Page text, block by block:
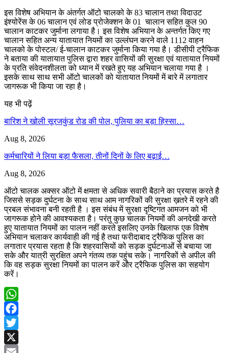
इस विशेष अभियान के अंतर्गत ऑटो चालको के 83 चालान तथा विदाउट
इंश्योरेंस के 06 चालान एवं लोड प्रोजेक्शन के 01 चालान सहित कुल 90
चालान काटकर जुर्माना लगाया है। इस विशेष अभियान के अन्तर्गत किए गए
चालान सहित अन्य यातायात नियमों का उल्लंघन करने वाले 1112 वाहन
चालको के पोस्टल/ ई-चालान काटकर जुर्माना किया गया है। डीसीपी ट्रैफिक
ने बताया की यातायात पुलिस द्वारा शहर वासियों की सुरक्षा एवं यातायात नियमों
के प्रति संवेदनशीलता को ध्यान में रखते हुए यह अभियान चलाया गया है ।
इसके साथ साथ सभी ऑटो चालकों को यातायात नियमों में बारे में लगातार
जागरूक भी किया जा रहा है।
यह भी पढ़ें
बारिश ने खोली सूरजकुंड रोड की पोल, पुलिया का बड़ा हिस्सा…
Aug 8, 2026
कर्मचारियों ने लिया बड़ा फैसला, तीनों दिनों के लिए बढ़ाई…
Aug 8, 2026
ऑटो चालक अक्सर ऑटो में क्षमता से अधिक सवारी बैठाने का प्रयास करते है
जिससे सड़क दुर्घटना के साथ साथ आम नागरिकों की सुरक्षा ख़तरे में रहने की
प्रबल संभावना बनी रहती है । इस संबंध में सुरक्षा दृष्टिगत आमजन को भी
जागरूक होने की आवश्यकता है। परंतु कुछ चालक नियमों की अनदेखी करते
हुए यातायात नियमों का पालन नहीं करते इसलिए उनके खिलाफ एक विशेष
अभियान चलाकर कार्यवाही की गई है तथा फरीदाबाद ट्रैफिक पुलिस का
लगातार प्रयास रहता है कि शहरवासियों को सड़क दुर्घटनाओं से बचाया जा
सके और यात्री सुरक्षित अपने गंतव्य तक पहुंच सके। नागरिकों से अपील की
कि वह सड़क सुरक्षा नियमों का पालन करें और ट्रैफिक पुलिस का सहयोग
करें।
WhatsApp
Facebook
Twitter
X